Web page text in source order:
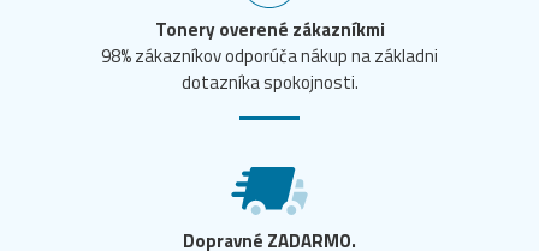
Tonery overené zákazníkmi
98% zákazníkov odporúča nákup na základni
dotazníka spokojnosti.
Dopravné ZADARMO.